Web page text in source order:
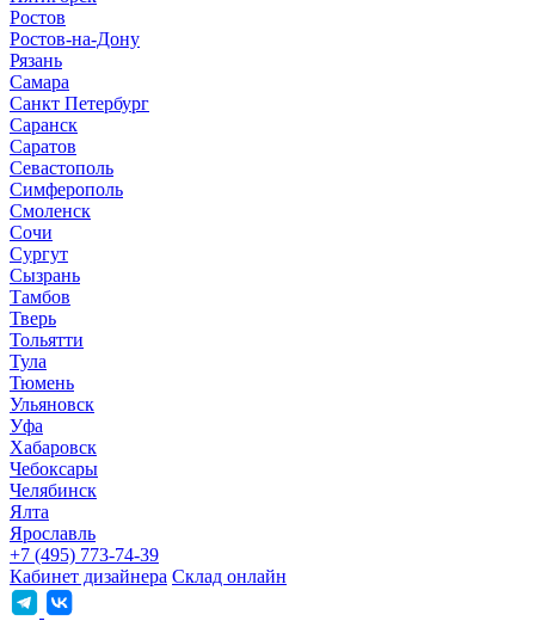
Ростов
Ростов-на-Дону
Рязань
Самара
Санкт Петербург
Саранск
Саратов
Севастополь
Симферополь
Смоленск
Сочи
Сургут
Сызрань
Тамбов
Тверь
Тольятти
Тула
Тюмень
Ульяновск
Уфа
Хабаровск
Чебоксары
Челябинск
Ялта
Ярославль
+7 (495) 773-74-39
Кабинет дизайнера Склад онлайн